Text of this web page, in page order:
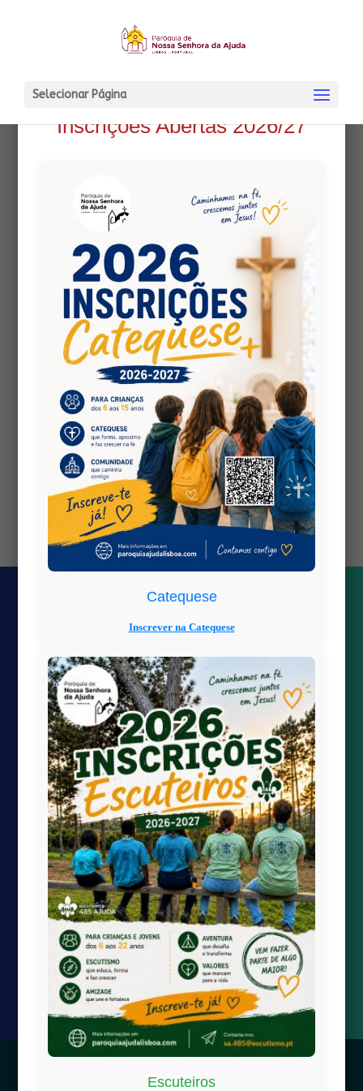
Selecionar Página
O BENGALINHAS 1036
4 Janeiro, 2014|O Bengalinhas
Security Error:PDF files must be
hosted on the same domain as this
site.
PDF is hosted on:wp-contentbut this site
is:https://www.paroquiaajudalisboa.com
Views: 1
Quick links
Transmissão Online
Calendário Paroquial
Localização
 paroquiaAjudaLisboa@gmail.com
Largo da Boa-Hora à Ajuda
1300-100 Lisboa
© 2025 | Fabrica de Nossa Senhora da Ajuda –
Inscrições Abertas 2026/27
Catequese
Inscrever na Catequese
Escuteiros